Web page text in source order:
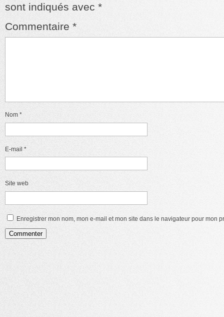
sont indiqués avec *
Commentaire *
Nom *
E-mail *
Site web
Enregistrer mon nom, mon e-mail et mon site dans le navigateur pour mon